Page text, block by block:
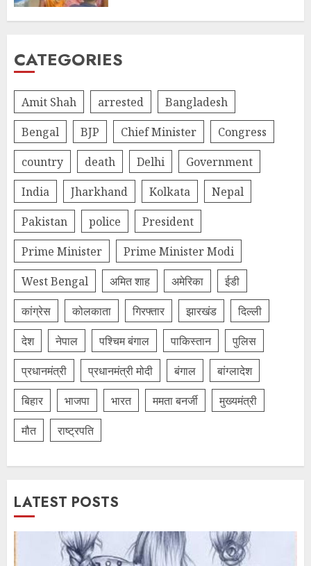
CATEGORIES
Amit Shah arrested
Bangladesh
Bengal
BJP Chief Minister
Congress
country
death Delhi
Government
India
Jharkhand Kolkata
Nepal
Pakistan
police
President
Prime Minister
Prime Minister Modi
West Bengal
अमित शाह अमेरिका
ईडी
कांग्रेस
कोलकाता गिरफ्तार झारखंड
दिल्‍ली
देश
नेपाल पश्चिम बंगाल पाकिस्तान
पुलिस
प्रधानमंत्री
प्रधानमंत्री मोदी बंगाल
बांग्लादेश
बिहार
भाजपा भारत ममता बनर्जी
मुख्यमंत्री
मौत
राष्ट्रपति
LATEST POSTS